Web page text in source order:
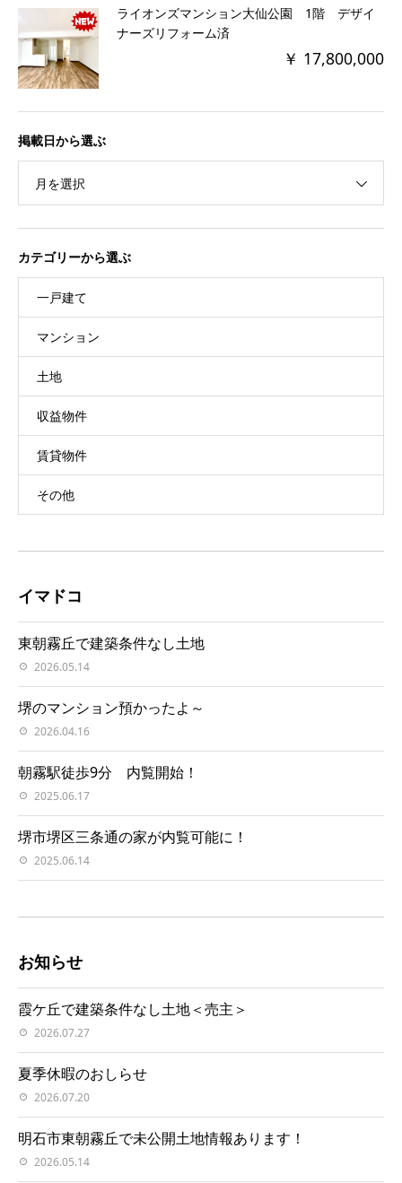
ライオンズマンション大仙公園 1階 デザイ
ナーズリフォーム済
￥ 17,800,000
掲載日から選ぶ
月を選択
カテゴリーから選ぶ
一戸建て
マンション
土地
収益物件
賃貸物件
その他
イマドコ
東朝霧丘で建築条件なし土地
2026.05.14
堺のマンション預かったよ～
2026.04.16
朝霧駅徒歩9分 内覧開始！
2025.06.17
堺市堺区三条通の家が内覧可能に！
2025.06.14
お知らせ
霞ケ丘で建築条件なし土地＜売主＞
2026.07.27
夏季休暇のおしらせ
2026.07.20
明石市東朝霧丘で未公開土地情報あります！
2026.05.14